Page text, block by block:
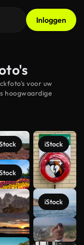
Inloggen
voor uw
hoogwaardige
iStock
iStock
Meer
bekijken